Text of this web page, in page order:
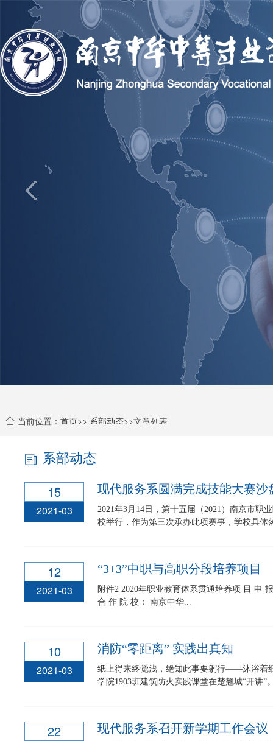
当前位置： 首页>> 系部动态>>文章列表
系部动态
15
2021-03
现代服务系圆满完成技能大赛沙
2021年3月14日，第十五届（2021）南京市职
校举行，作为第三次承办此项赛事，学校具体
12
2021-03
“3+3”中职与高职分段培养项目
附件2 2020年职业教育体系贯通培养项 目 申 报 书 牵 头 院 校： 苏州农业职业技术学院
合 作 院 校： 南京中华...
10
2021-03
消防“零距离” 实践出真知
纸上得来终觉浅，绝知此事要躬行——沐浴着
学院1903班建筑防火实践课堂在楚翘城“开讲”
22 现代服务系召开新学期工作会议